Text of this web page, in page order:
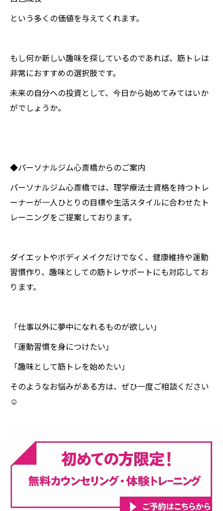
という多くの価値を与えてくれます。
もし何か新しい趣味を探しているのであれば、筋トレは
非常におすすめの選択肢です。
未来の自分への投資として、今日から始めてみてはいか
がでしょうか。
◆パーソナルジム心斎橋からのご案内
パーソナルジム心斎橋では、理学療法士資格を持つトレ
ーナーが一人ひとりの目標や生活スタイルに合わせたト
レーニングをご提案しております。
ダイエットやボディメイクだけでなく、健康維持や運動
習慣作り、趣味としての筋トレサポートにも対応してお
ります。
「仕事以外に夢中になれるものが欲しい」
「運動習慣を身につけたい」
「趣味として筋トレを始めたい」
そのようなお悩みがある方は、ぜひ一度ご相談ください
☺️